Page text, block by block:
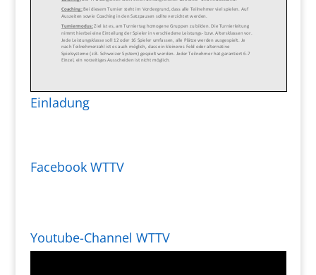
Einladung
Facebook WTTV
Youtube-Channel WTTV